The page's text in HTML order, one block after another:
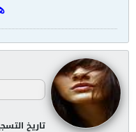
تاريخ